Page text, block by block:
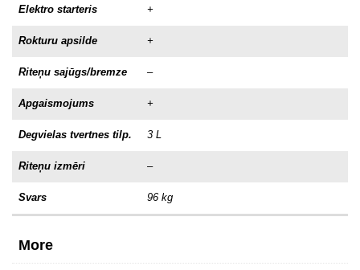
Elektro starteris +
Rokturu apsilde +
Riteņu sajūgs/bremze –
Apgaismojums +
Degvielas tvertnes tilp. 3 L
Riteņu izmēri –
Svars 96 kg
More